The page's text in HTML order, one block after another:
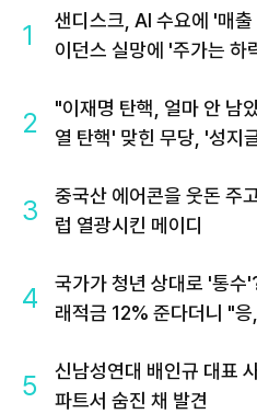
1
샌디스크, AI 수요에 '매
이던스 실망에 '주가는 하
2
"이재명 탄핵, 얼마 안 남
열 탄핵' 맞힌 무당, '성지
3
중국산 에어콘을 웃돈 주
럽 열광시킨 메이디
4
국가가 청년 상대로 '통수
래적금 12% 준다더니 "
5
신남성연대 배인규 대표
파트서 숨진 채 발견